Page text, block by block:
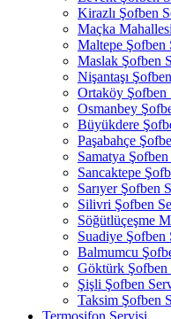
Kirazlı Şofben
Maçka
Maltepe Şofben
Maslak Şofben
Nişantaşı
Ortaköy Şofben
Osmanbey
Büyükdere
Paşabahçe
Samatya
Sancaktepe
Sarıyer Şofben
Silivri Şofben
Söğütlüçeşme
Suadiye Şofben
Balmumcu
Göktürk Şofben
Şişli Şofben
Taksim Şofben
Termosifon Servisi